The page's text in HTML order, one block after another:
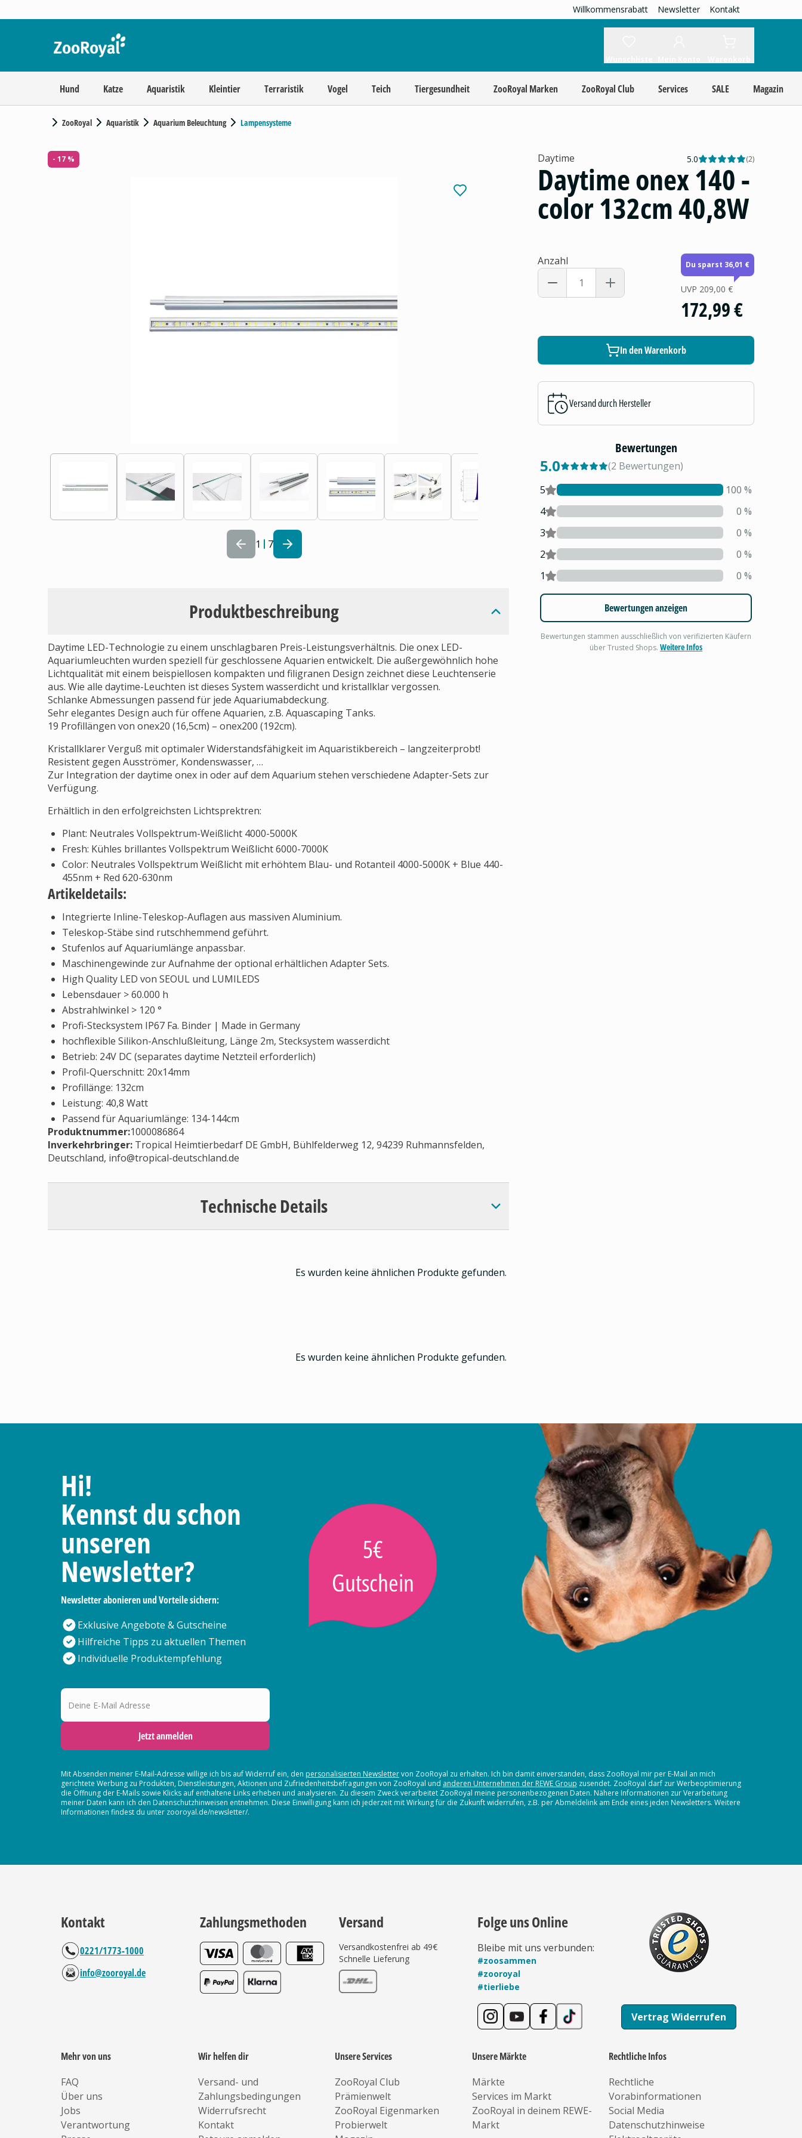
Willkommensrabatt Newsletter Kontakt
Hund Katze Aquaristik Kleintier Terraristik Vogel Teich Tiergesundheit ZooRoyal Marken ZooRoyal Club Services SALE Magazin
ZooRoyal Aquaristik Aquarium Beleuchtung Lampensysteme
- 17 %
1 7
Produktbeschreibung
Daytime LED-Technologie zu einem unschlagbaren Preis-Leistungsverhältnis. Die onex LED-
Aquariumleuchten wurden speziell für geschlossene Aquarien entwickelt. Die außergewöhnlich hohe
Lichtqualität mit einem beispiellosen kompakten und filigranen Design zeichnet diese Leuchtenserie
aus. Wie alle daytime-Leuchten ist dieses System wasserdicht und kristallklar vergossen.
Schlanke Abmessungen passend für jede Aquariumabdeckung.
Sehr elegantes Design auch für offene Aquarien, z.B. Aquascaping Tanks.
19 Profillängen von onex20 (16,5cm) – onex200 (192cm).
Kristallklarer Verguß mit optimaler Widerstandsfähigkeit im Aquaristikbereich – langzeiterprobt!
Resistent gegen Ausströmer, Kondenswasser, …
Zur Integration der daytime onex in oder auf dem Aquarium stehen verschiedene Adapter-Sets zur
Verfügung.
Erhältlich in den erfolgreichsten Lichtsprektren:
Plant: Neutrales Vollspektrum-Weißlicht 4000-5000K
Fresh: Kühles brillantes Vollspektrum Weißlicht 6000-7000K
Color: Neutrales Vollspektrum Weißlicht mit erhöhtem Blau- und Rotanteil 4000-5000K + Blue 440-
455nm + Red 620-630nm
Artikeldetails:
Integrierte Inline-Teleskop-Auflagen aus massiven Aluminium.
Teleskop-Stäbe sind rutschhemmend geführt.
Stufenlos auf Aquariumlänge anpassbar.
Maschinengewinde zur Aufnahme der optional erhältlichen Adapter Sets.
High Quality LED von SEOUL und LUMILEDS
Lebensdauer > 60.000 h
Abstrahlwinkel > 120 °
Profi-Stecksystem IP67 Fa. Binder | Made in Germany
hochflexible Silikon-Anschlußleitung, Länge 2m, Stecksystem wasserdicht
Betrieb: 24V DC (separates daytime Netzteil erforderlich)
Profil-Querschnitt: 20x14mm
Profillänge: 132cm
Leistung: 40,8 Watt
Passend für Aquariumlänge: 134-144cm
Produktnummer:1000086864
Inverkehrbringer: Tropical Heimtierbedarf DE GmbH, Bühlfelderweg 12, 94239 Ruhmannsfelden,
Deutschland, info@tropical-deutschland.de
Technische Details
Daytime 5.0 (2)
Daytime onex 140 -
color 132cm 40,8W
Anzahl Du sparst 36,01 €
UVP 209,00 €
172,99 €
In den Warenkorb
Versand durch Hersteller
Bewertungen
5.0 (2 Bewertungen)
5
100 %
4
0 %
3
0 %
2
0 %
1
0 %
Bewertungen anzeigen
Bewertungen stammen ausschließlich von verifizierten Käufern
über Trusted Shops.Weitere Infos
Es wurden keine ähnlichen Produkte gefunden.
Es wurden keine ähnlichen Produkte gefunden.
Hi!
Kennst du schon
unseren
Newsletter?
Newsletter abonieren und Vorteile sichern:
Exklusive Angebote & Gutscheine
Hilfreiche Tipps zu aktuellen Themen
Individuelle Produktempfehlung
5€
Gutschein
Deine E-Mail Adresse
Jetzt anmelden
Mit Absenden meiner E-Mail-Adresse willige ich bis auf Widerruf ein, den personalisierten Newslettervon ZooRoyal zu erhalten. Ich bin damit einverstanden, dass ZooRoyal mir per E-Mail an mich
gerichtete Werbung zu Produkten, Dienstleistungen, Aktionen und Zufriedenheitsbefragungen von ZooRoyal und anderen Unternehmen der REWE Group zusendet. ZooRoyal darf zur Werbeoptimierung
die Öffnung der E-Mails sowie Klicks auf enthaltene Links erheben und analysieren. Zu diesem Zweck verarbeitet ZooRoyal meine personenbezogenen Daten. Nähere Informationen zur Verarbeitung
meiner Daten kann ich den Datenschutzhinweisen entnehmen. Diese Einwilligung kann ich jederzeit mit Wirkung für die Zukunft widerrufen, z.B. per Abmeldelink am Ende eines jeden Newsletters. Weitere
Informationen findest du unter zooroyal.de/newsletter/.
Kontakt
0221/1773-1000
info@zooroyal.de
Zahlungsmethoden Versand
Versandkostenfrei ab 49€
Schnelle Lieferung
Folge uns Online
Bleibe mit uns verbunden:
#zoosammen
#zooroyal
#tierliebe
Vertrag Widerrufen
Mehr von uns
FAQ
Über uns
Jobs
Verantwortung
Wir helfen dir
Versand- und
Zahlungsbedingungen
Widerrufsrecht
Kontakt
Unsere Services
ZooRoyal Club
Prämienwelt
ZooRoyal Eigenmarken
Probierwelt
Unsere Märkte
Märkte
Services im Markt
ZooRoyal in deinem REWE-
Markt
Rechtliche Infos
Rechtliche
Vorabinformationen
Social Media
Datenschutzhinweise